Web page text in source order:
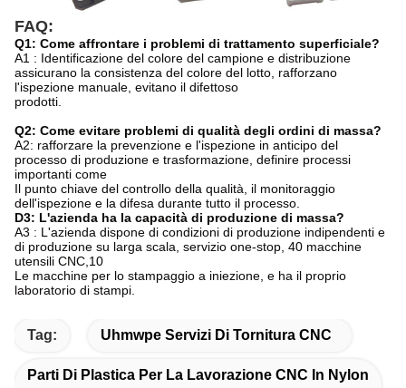
FAQ:
Q1: Come affrontare i problemi di trattamento superficiale?
A1 : Identificazione del colore del campione e distribuzione
assicurano la consistenza del colore del lotto, rafforzano
l'ispezione manuale, evitano il difettoso
prodotti.
Q2: Come evitare problemi di qualità degli ordini di massa?
A2: rafforzare la prevenzione e l'ispezione in anticipo del
processo di produzione e trasformazione, definire processi
importanti come
Il punto chiave del controllo della qualità, il monitoraggio
dell'ispezione e la difesa durante tutto il processo.
D3: L'azienda ha la capacità di produzione di massa?
A3 : L'azienda dispone di condizioni di produzione indipendenti e
di produzione su larga scala, servizio one-stop, 40 macchine
utensili CNC,10
Le macchine per lo stampaggio a iniezione, e ha il proprio
laboratorio di stampi.
Tag: Uhmwpe Servizi Di Tornitura CNC
Parti Di Plastica Per La Lavorazione CNC In Nylon